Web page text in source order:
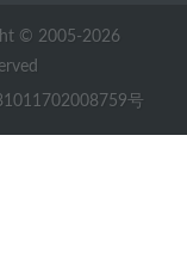
© 2005-2026
号